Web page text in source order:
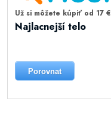
Už si môžete kúpiť od 17 €
Najlacnejší telo
Porovnat